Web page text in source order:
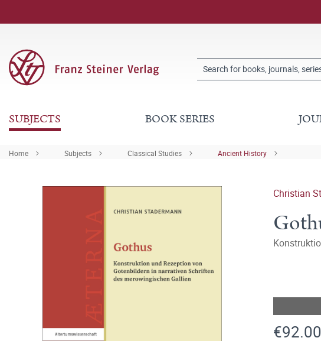
SUBJECTS BOOK SERIES
Home Subjects Classical Studies Ancient History
Christian